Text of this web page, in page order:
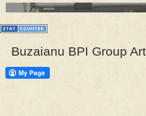
PRESA
Permise pentru vânătoarea de
Buzaianu BPI Group